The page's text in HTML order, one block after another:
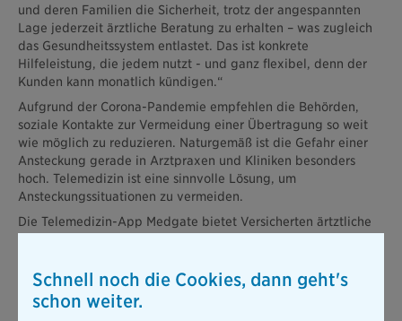
und deren Familien die Sicherheit, trotz der angespannten
Lage jederzeit ärztliche Beratung zu erhalten – was zugleich
das Gesundheitssystem entlastet. Das ist konkrete
Hilfeleistung, die jedem nutzt - und ganz flexibel, denn der
Kunden kann monatlich kündigen.“
Aufgrund der Corona-Pandemie empfehlen die Behörden,
soziale Kontakte zur Vermeidung einer Übertragung so weit
wie möglich zu reduzieren. Naturgemäß ist die Gefahr einer
Ansteckung gerade in Arztpraxen und Kliniken besonders
hoch. Telemedizin ist eine sinnvolle Lösung, um
Ansteckungssituationen zu vermeiden.
Die Telemedizin-App Medgate bietet Versicherten ärtztliche
können den Ärzten relevante Fotos und Dokumente über
einen Upload direkt in der App zur Verfügung stellen. Die
Ärzte stellen bei Bedarf auch Privatrezepte über die App aus.
Schnell noch die Cookies, dann geht's
schon weiter.